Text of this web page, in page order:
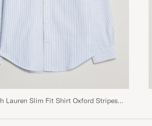
Lauren Slim Fit Shirt Oxford Stripes